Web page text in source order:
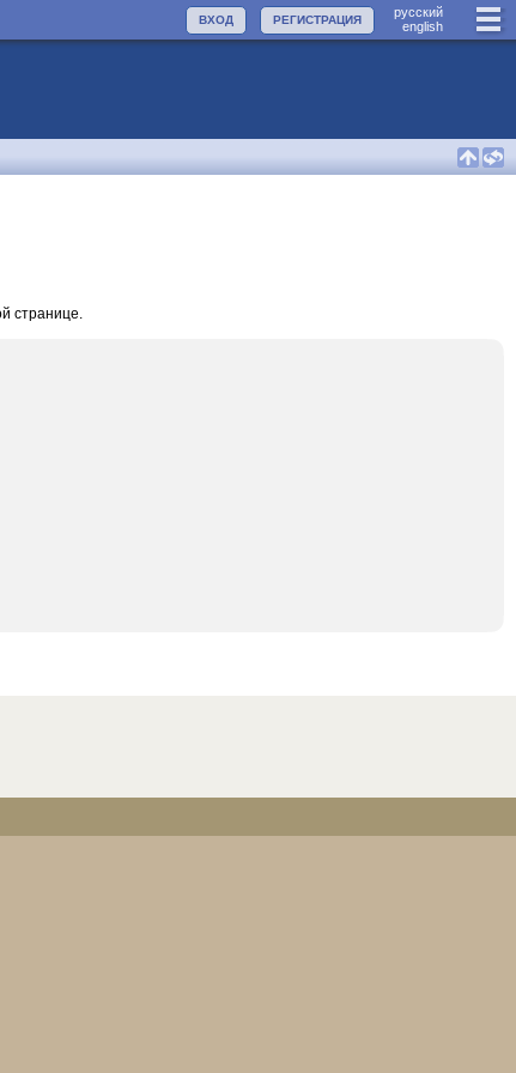
руccкий
english
РЕГИСТРАЦИЯ
ВХОД
странице.